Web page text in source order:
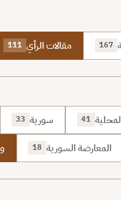
167 مقالات الرأي 111
41 سورية 33
المعارضة السورية 18